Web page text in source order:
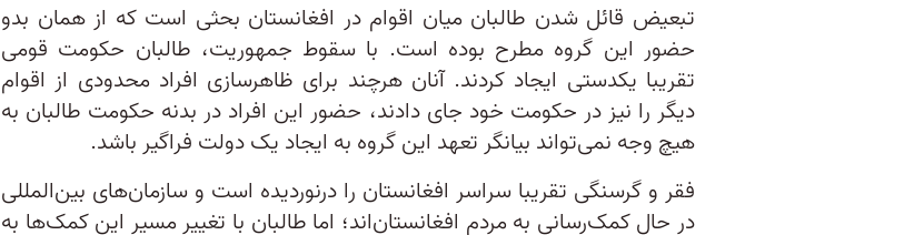
تبعیض قائل شدن طالبان میان اقوام در افغانستان بحثی است که از همان بدو
حضور این گروه مطرح بوده است. با سقوط جمهوریت، طالبان حکومت قومی
تقریبا یکدستی ایجاد کردند. آنان هرچند برای ظاهرسازی افراد محدودی از اقوام
دیگر را نیز در حکومت خود جای دادند، حضور این افراد در بدنه حکومت طالبان به
هیچ وجه نمی‌تواند بیانگر تعهد این گروه به ایجاد یک دولت فراگیر باشد.
فقر و گرسنگی تقریبا سراسر افغانستان را درنوردیده است و سازمان‌های بین‌المللی
در حال کمک‌رسانی به مردم افغانستان‌اند؛ اما طالبان با تغییر مسیر این کمک‌ها به